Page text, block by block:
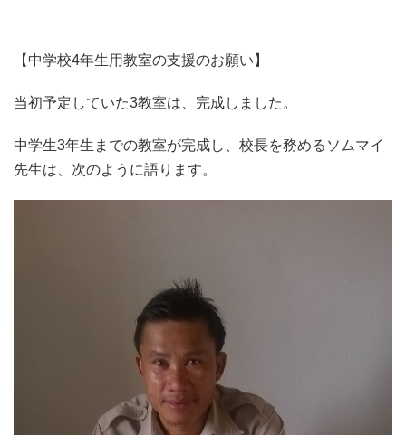
【中学校4年生用教室の支援のお願い】
当初予定していた3教室は、完成しました。
中学生3年生までの教室が完成し、校長を務めるソムマイ
先生は、次のように語ります。